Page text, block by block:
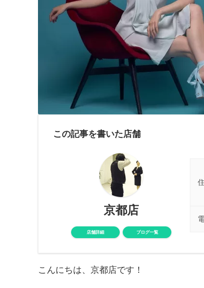
この記事を書いた店舗
京都店
店舗詳細 ブログ一覧
こんにちは、京都店です！